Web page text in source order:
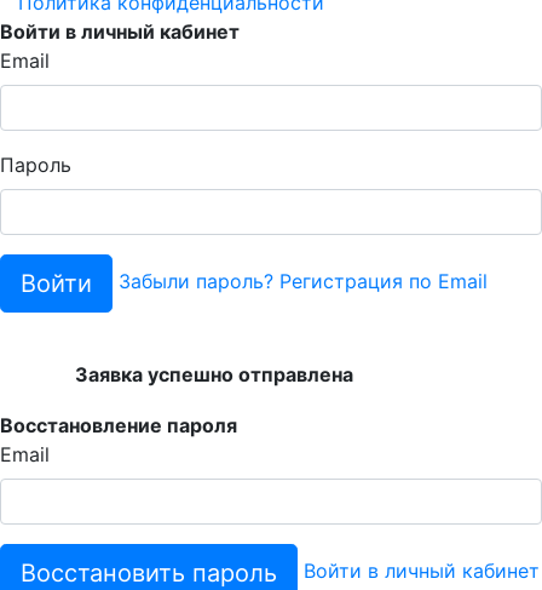
Войти в личный кабинет
Email
Пароль
Войти Забыли пароль? Регистрация по Email
Заявка успешно отправлена
Восстановление пароля
Email
Восстановить пароль Войти в личный кабинет